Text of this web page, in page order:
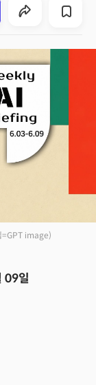
=GPT image)
09일